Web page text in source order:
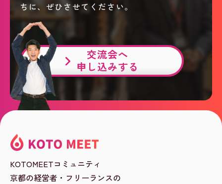
ちに、ぜひさせてください。
交流会へ
申し込みする
KOTOMEETコミュニティ
京都の経営者・フリーランスの